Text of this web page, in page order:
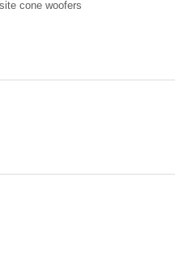
cone woofers